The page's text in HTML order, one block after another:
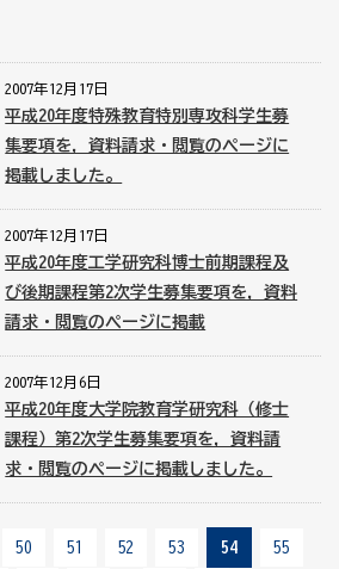
2007年12月17日
平成20年度特殊教育特別専攻科学生募
集要項を，資料請求・閲覧のページに
掲載しました。
2007年12月17日
平成20年度工学研究科博士前期課程及
び後期課程第2次学生募集要項を，資料
請求・閲覧のページに掲載
2007年12月6日
平成20年度大学院教育学研究科（修士
課程）第2次学生募集要項を，資料請
求・閲覧のページに掲載しました。
50 51 52 53 54 55